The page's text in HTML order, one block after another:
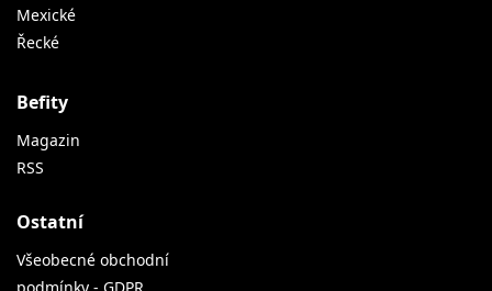
Mexické
Řecké
Befity
Magazin
RSS
Ostatní
Všeobecné obchodní